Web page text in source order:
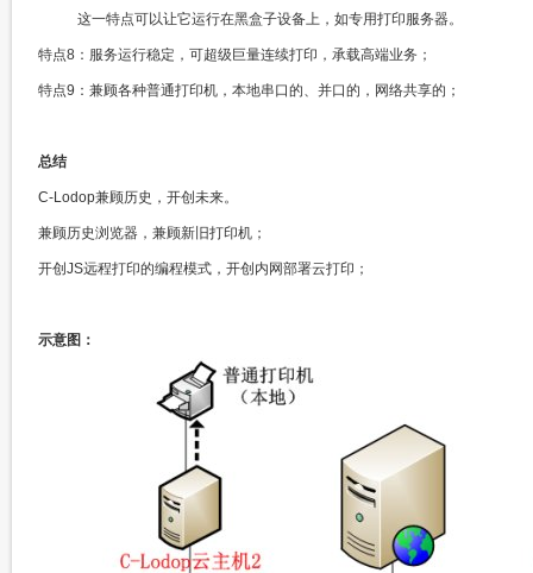
这一特点可以让它运行在黑盒子设备上，如专用打印服务器。
特点8：服务运行稳定，可超级巨量连续打印，承载高端业务；​
特点9：兼顾各种普通打印机，本地串口的、并口的，网络共享的；​
总结​​
C-Lodop兼顾历史，开创未来。
兼顾历史浏览器，兼顾新旧打印机；​​
开创JS远程打印的编程模式，开创内网部署云打印；​​
示意图：